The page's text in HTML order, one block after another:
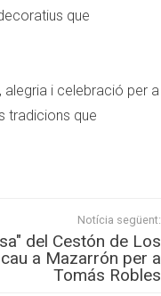
que
alegria i celebració per a
tradicions que
Notícia següent:
del Cestón de Los
a Mazarrón per a
Tomás Robles